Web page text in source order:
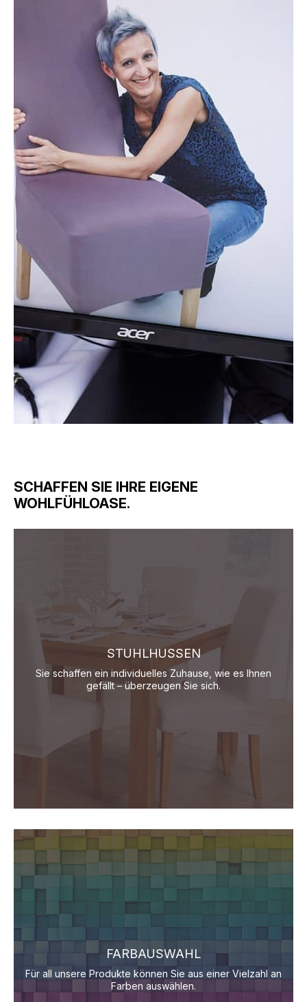
SCHAFFEN SIE IHRE EIGENE
WOHLFÜHLOASE.
STUHLHUSSEN
Sie schaffen ein individuelles Zuhause, wie es Ihnen
gefällt – überzeugen Sie sich.
FARBAUSWAHL
Für all unsere Produkte können Sie aus einer Vielzahl an
Farben auswählen.